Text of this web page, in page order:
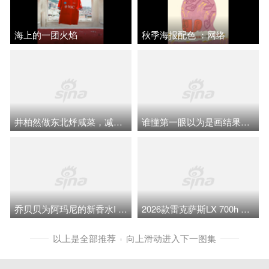
海上的一团火焰 秋季海报配色 ：网络
井柏然做东北烀咸菜，减脂餐雀斑未消 谁懂第一眼以为是画结果发现是真人的震撼，这就是撕拉片之神的权威吗
乔贝贝为阿玛尼的新香水I WILL拍摄的一组大片 2026款雷克萨斯LX 700h OVERTRAIL 黑马藏金版 官图
以上是全部推荐 向上滑动进入下一图集